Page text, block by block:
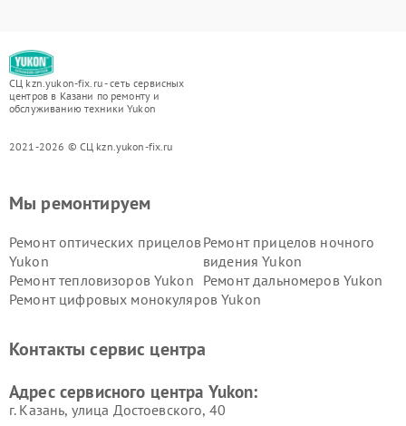
СЦ kzn.yukon-fix.ru - сеть сервисных
центров в Казани по ремонту и
обслуживанию техники Yukon
2021-2026 © СЦ kzn.yukon-fix.ru
Мы ремонтируем
Ремонт оптических прицелов
Yukon
Ремонт прицелов ночного
видения Yukon
Ремонт тепловизоров Yukon Ремонт дальномеров Yukon
Ремонт цифровых монокуляров Yukon
Контакты сервис центра
Адрес сервисного центра Yukon:
г. Казань, улица Достоевского, 40